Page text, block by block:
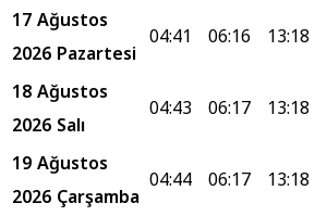
17 Ağustos
2026 Pazartesi
04:41 06:16 13:18
18 Ağustos
2026 Salı
04:43 06:17 13:18
19 Ağustos
2026 Çarşamba
04:44 06:17 13:18